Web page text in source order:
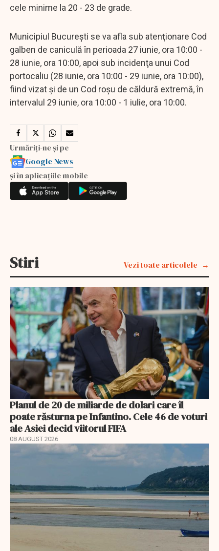
cele minime la 20 - 23 de grade.
Municipiul Bucureşti se va afla sub atenţionare Cod
galben de caniculă în perioada 27 iunie, ora 10:00 -
28 iunie, ora 10:00, apoi sub incidenţa unui Cod
portocaliu (28 iunie, ora 10:00 - 29 iunie, ora 10:00),
fiind vizat şi de un Cod roşu de căldură extremă, în
intervalul 29 iunie, ora 10:00 - 1 iulie, ora 10:00.
Urmăriți-ne și pe
Google News
și în aplicațiile mobile
Stiri Vezi toate articolele
Planul de 20 de miliarde de dolari care îl
poate răsturna pe Infantino. Cele 46 de voturi
ale Asiei decid viitorul FIFA
08 AUGUST 2026